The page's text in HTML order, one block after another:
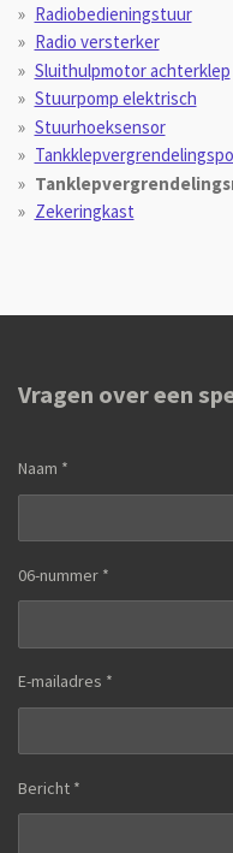
Radiobedieningstuur
Radio versterker
Sluithulpmotor achterklep
Stuurpomp elektrisch
Stuurhoeksensor
Zekeringkast
Vragen over een
Naam *
06-nummer *
E-mailadres *
Bericht *